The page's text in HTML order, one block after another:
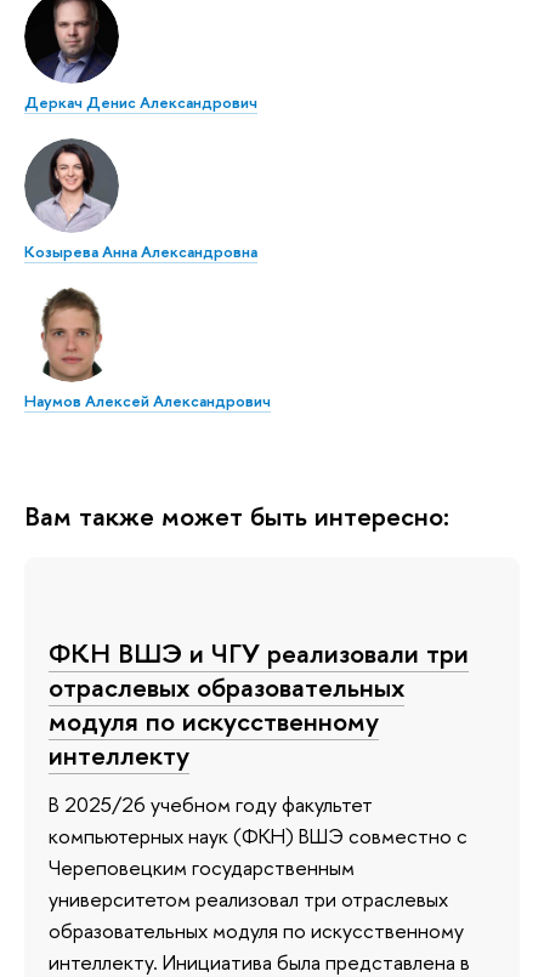
Деркач Денис Александрович
Козырева Анна Александровна
Наумов Алексей Александрович
Вам также может быть интересно:
ФКН ВШЭ и ЧГУ реализовали три
отраслевых образовательных
модуля по искусственному
интеллекту
В 2025/26 учебном году факультет
компьютерных наук (ФКН) ВШЭ совместно с
Череповецким государственным
университетом реализовал три отраслевых
образовательных модуля по искусственному
интеллекту. Инициатива была представлена в